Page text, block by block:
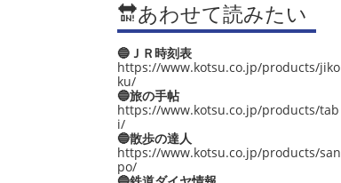
🔛あわせて読みたい
🔵ＪＲ時刻表
https://www.kotsu.co.jp/products/jiko
ku/
🔵旅の手帖
https://www.kotsu.co.jp/products/tab
i/
🔵散歩の達人
https://www.kotsu.co.jp/products/san
po/